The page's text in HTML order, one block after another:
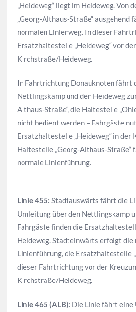
„Heideweg“ liegt im Heideweg. Von
„Georg-Althaus-Straße“ ausgehend
normalen Linienweg. In dieser
Ersatzhaltestelle „Heideweg“ vor
Kirchstraße/Heideweg.
In Fahrtrichtung Donauknoten fährt
Nettlingskamp und den Heideweg
Althaus-Straße“, die Haltestelle
nicht bedient werden – Fahrgäste
Ersatzhaltestelle „Heideweg“ in der
Haltestelle „Georg-Althaus-Straße“
normale Linienführung.
Linie 455: Stadtauswärts fährt die
Umleitung über den Nettlingskamp
Fahrgäste finden die
Heideweg. Stadteinwärts erfolgt die
Linienführung, die Ersatzhaltestelle
dieser Fahrtrichtung vor der
Kirchstraße/Heideweg.
Linie 465 (ALB): Die Linie fährt eine